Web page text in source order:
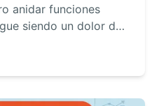
anidar funciones
siendo un dolor de
y analizar
en lenguaje